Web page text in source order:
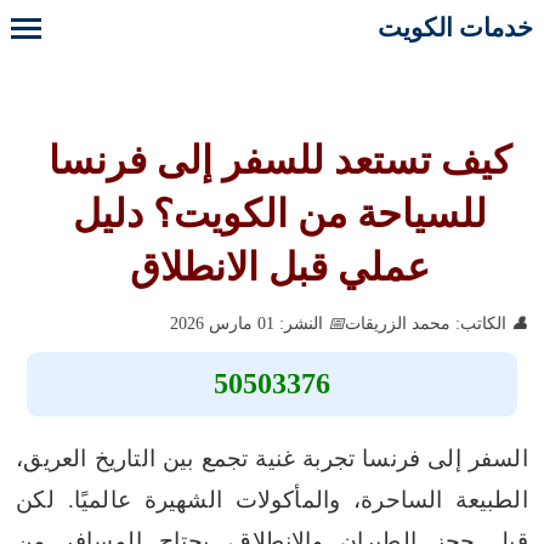
خدمات الكويت
كيف تستعد للسفر إلى فرنسا
للسياحة من الكويت؟ دليل
عملي قبل الانطلاق
الكاتب: محمد الزريقات النشر: 01 مارس 2026
50503376
السفر إلى فرنسا تجربة غنية تجمع بين التاريخ العريق،
الطبيعة الساحرة، والمأكولات الشهيرة عالميًا. لكن